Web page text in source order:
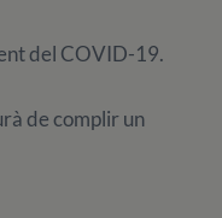
del COVID-19.
de complir un